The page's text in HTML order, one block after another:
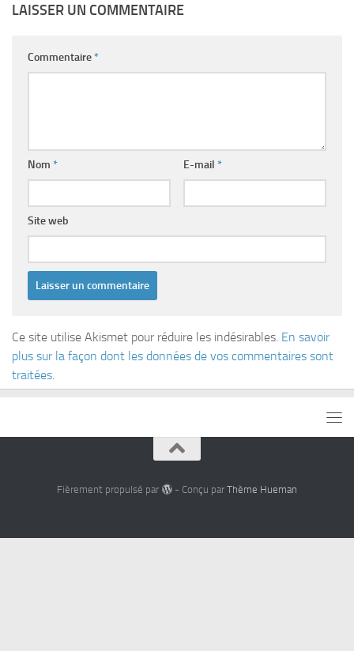
LAISSER UN COMMENTAIRE
Commentaire*
Nom * E-mail *
Site web
Ce site utilise Akismet pour réduire les indésirables. En savoir
plus sur la façon dont les données de vos commentaires sont
traitées
Fièrement propulsé par - Conçu par Thème Hueman